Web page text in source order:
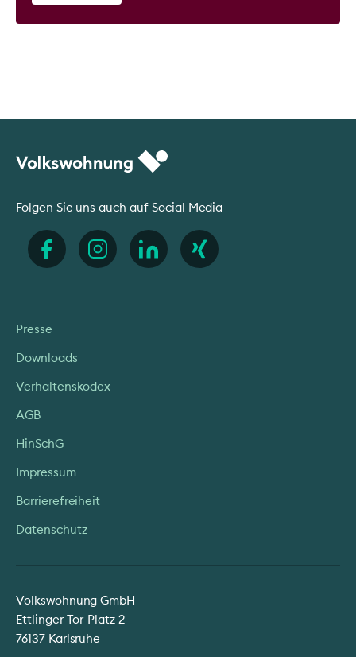
Volkswohnung GmbH
Ettlinger-Tor-Platz 2
76137 Karlsruhe
Folgen Sie uns auch auf Social Media
Presse
Downloads
Verhaltenskodex
AGB
HinSchG
Impressum
Barrierefreiheit
Datenschutz